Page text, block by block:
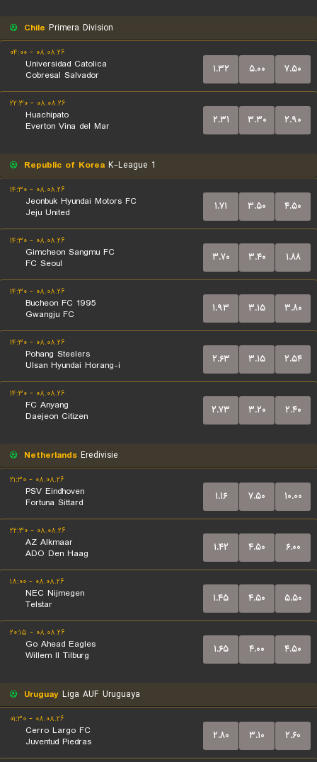
Chile Primera Division
۰۸.۰۸.۲۶ - ۰۴:۰۰
Universidad Catolica
Cobresal Salvador
۱.۳۲ ۵.۰۰ ۷.۵۰
۰۸.۰۸.۲۶ - ۲۲:۳۰
Huachipato
Everton Vina del Mar
۲.۳۱ ۳.۳۰ ۲.۹۰
Republic of Korea K-League 1
۰۸.۰۸.۲۶ - ۱۴:۳۰
Jeonbuk Hyundai Motors FC
Jeju United
۱.۷۱ ۳.۵۰ ۴.۵۰
۰۸.۰۸.۲۶ - ۱۴:۳۰
Gimcheon Sangmu FC
FC Seoul
۳.۷۰ ۳.۴۰ ۱.۸۸
۰۸.۰۸.۲۶ - ۱۴:۳۰
Bucheon FC 1995
Gwangju FC
۱.۹۳ ۳.۱۵ ۳.۸۰
۰۸.۰۸.۲۶ - ۱۴:۳۰
Pohang Steelers
Ulsan Hyundai Horang-i
۲.۶۳ ۳.۱۵ ۲.۵۴
۰۸.۰۸.۲۶ - ۱۴:۳۰
FC Anyang
Daejeon Citizen
۲.۷۳ ۳.۲۰ ۲.۴۰
Netherlands Eredivisie
۰۸.۰۸.۲۶ - ۲۱:۳۰
PSV Eindhoven
Fortuna Sittard
۱.۱۶ ۷.۵۰ ۱۰.۰۰
۰۸.۰۸.۲۶ - ۲۲:۳۰
AZ Alkmaar
ADO Den Haag
۱.۴۲ ۴.۵۰ ۶.۰۰
۰۸.۰۸.۲۶ - ۱۸:۰۰
NEC Nijmegen
Telstar
۱.۴۵ ۴.۵۰ ۵.۵۰
۰۸.۰۸.۲۶ - ۲۰:۱۵
Go Ahead Eagles
Willem II Tilburg
۱.۶۵ ۴.۰۰ ۴.۵۰
Uruguay Liga AUF Uruguaya
۰۸.۰۸.۲۶ - ۰۱:۳۰
Cerro Largo FC
Juventud Piedras
۲.۸۰ ۳.۱۰ ۲.۶۰